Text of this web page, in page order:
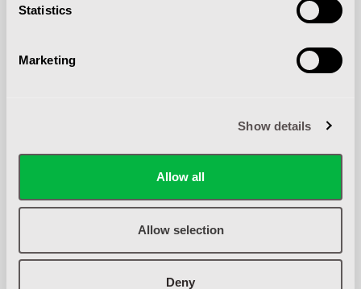
Statistics
Marketing
Show details
Allow all
Allow selection
Deny
G&T Intern Transport biedt naast kopen of
huren ook verschillende mogelijkheden
interne transportmiddelen te leasen.